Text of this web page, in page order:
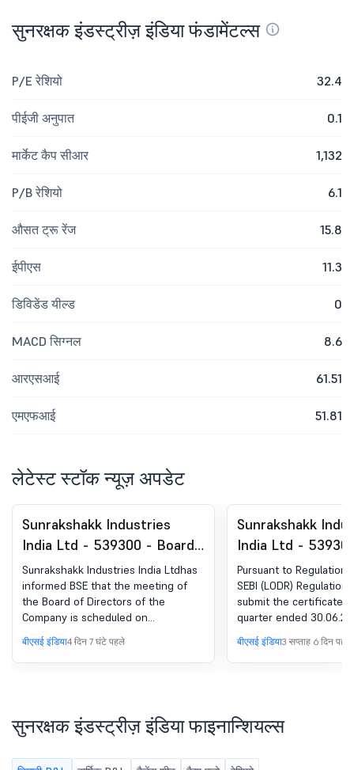
सुनरक्षक इंडस्ट्रीज़ इंडिया फंडामेंटल्स
P/E रेशियो 32.4
पीईजी अनुपात 0.1
मार्केट कैप सीआर 1,132
P/B रेशियो 6.1
औसत ट्रू रेंज 15.8
ईपीएस 11.3
डिविडेंड यील्ड 0
MACD सिग्नल 8.6
आरएसआई 61.51
एमएफआई 51.81
लेटेस्ट स्टॉक न्यूज़ अपडेट
Sunrakshakk Industries
India Ltd - 539300 - Board
Meeting Intimation for
Intimation Of Board
Meeting For Consideration
And Approval Of Unaudited
Standalone And
Consolidated Financial
Sunrakshakk Industries India Ltdhas
informed BSE that the meeting of
the Board of Directors of the
Company is scheduled on
14/08/2026 ,inter alia, to consider
and approve Dear Sir/Madam,
Pursuant to Regulation 29(1)(a) of the
you that a meeting of the Board of
India Limited is scheduled to be held
बीएसई इंडिया4 दिन 7 घंटे पहले
Sunrakshakk
India Ltd -
Compliances-
under Reg. SEBI
2018 का 74(5)
Pursuant to Regulation
SEBI (LODR)
submit the certificate
quarter ended
बीएसई इंडिया3 सप्ताह 6 दिन पहले
सुनरक्षक इंडस्ट्रीज़ इंडिया फाइनान्शियल्स